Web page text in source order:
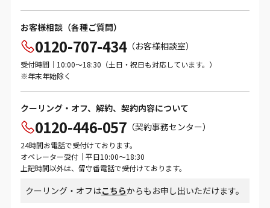
お客様相談（各種ご質問）
0120-707-434（お客様相談室）
受付時間｜10:00～18:30（土日・祝日も対応しています。）
※年末年始除く
クーリング・オフ、解約、契約内容について
0120-446-057 （契約事務センター）
24時間お電話で受付けております。
オペレーター受付｜平日10:00～18:30
上記時間以外は、留守番電話で受付けております。
クーリング・オフはこちらからもお申し出いただけます。